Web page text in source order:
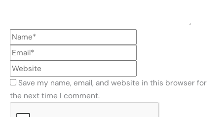
Save my name, email, and website in this browser for
the next time I comment.